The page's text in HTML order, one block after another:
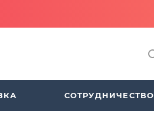
СОТРУДНИЧЕСТВО